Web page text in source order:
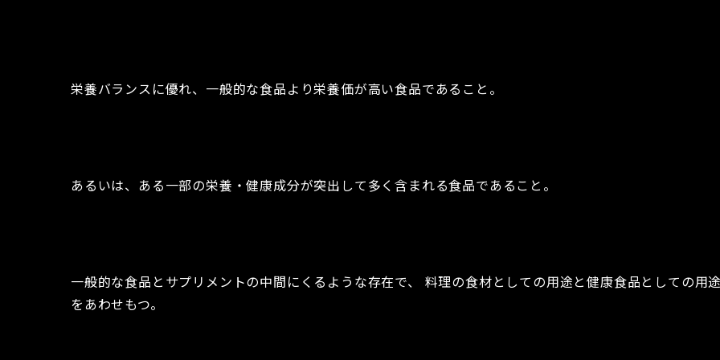
栄養バランスに優れ、一般的な食品より栄養価が高い食品であること。
あるいは、ある一部の栄養・健康成分が突出して多く含まれる食品であること。
一般的な食品とサプリメントの中間にくるような存在で、 料理の食材としての用途と健康食品としての用
をあわせもつ。